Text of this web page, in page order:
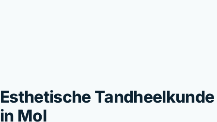
Esthetische Tandheelkunde
in Mol